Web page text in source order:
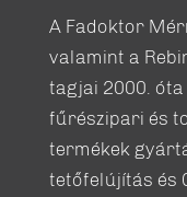
A Fadoktor
valamint a
tagjai 2000. óta
fűrészipari és
termékek
tetőfelújítás és